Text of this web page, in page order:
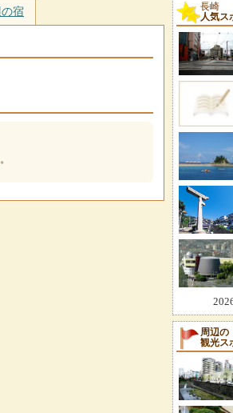
宿
長崎
人気ス
周辺の
観光ス